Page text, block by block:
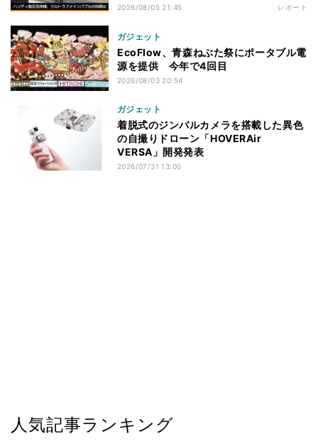
2026/08/05 21:45 レポート
ガジェット
EcoFlow、青森ねぶた祭にポータブル電
源を提供 今年で4回目
2026/08/03 20:54
ガジェット
着脱式のジンバルカメラを搭載した異色
の自撮りドローン「HOVERAir
VERSA」開発発表
2026/07/31 13:00
人気記事ランキング